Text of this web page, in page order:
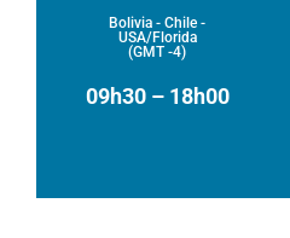
Bolivia - Chile -
USA/Florida
(GMT -4)
09h30 – 18h00